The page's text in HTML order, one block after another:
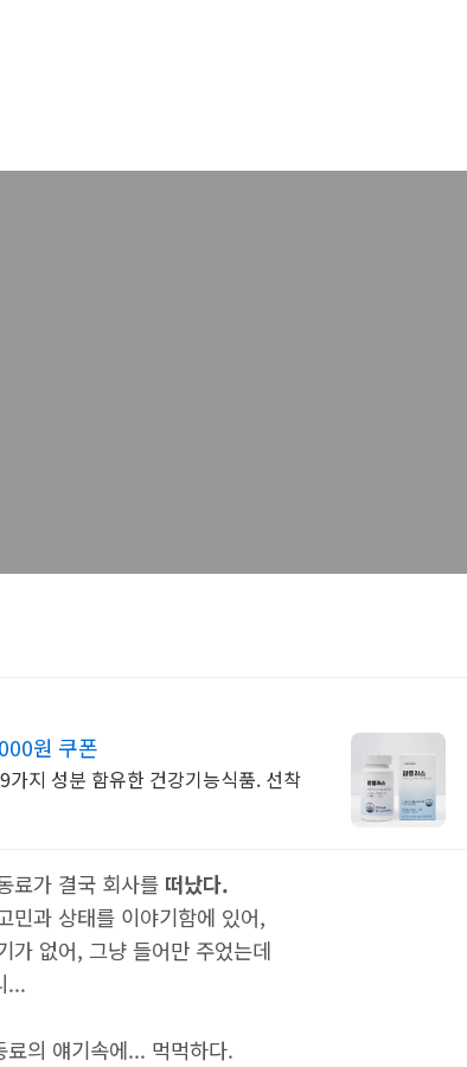
원 쿠폰
지 성분 함유한 건강기능식품. 선착
료가 결국 회사를 떠났다.
민과 상태를 이야기함에 있어,
가 없어, 그냥 들어만 주었는데
...
의 얘기속에... 먹먹하다.